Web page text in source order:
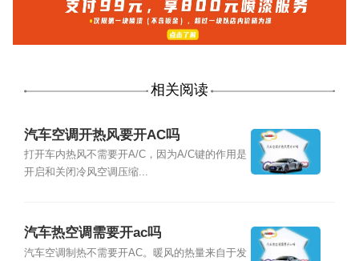
相关阅读
汽车空调开热风要开AC吗
打开车内热风不需要开A/C，因为A/C键的作用是
开启和关闭冷风空调压缩...
汽车热空调需要开ac吗
汽车空调制热不需要开AC。暖风的热量来自于发